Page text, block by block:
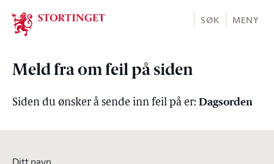
Stortinget.no
SØK MENY
Meld fra om feil på siden
Siden du ønsker å sende inn feil på er: Dagsorden